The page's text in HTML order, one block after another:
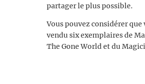
partager le plus possible.
Vous pouvez considérer que
vendu six exemplaires de
The Gone World et du